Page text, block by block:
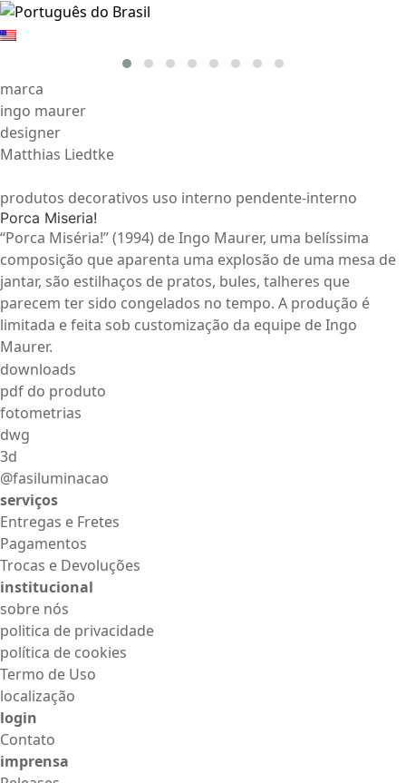
marca
ingo maurer
designer
Matthias Liedtke
produtos decorativos uso interno pendente-interno
Porca Miseria!
“Porca Miséria!” (1994) de Ingo Maurer, uma belíssima
composição que aparenta uma explosão de uma mesa de
jantar, são estilhaços de pratos, bules, talheres que
parecem ter sido congelados no tempo. A produção é
limitada e feita sob customização da equipe de Ingo
Maurer.
downloads
pdf do produto
fotometrias
dwg
3d
@fasiluminacao
serviços
Entregas e Fretes
Pagamentos
Trocas e Devoluções
institucional
sobre nós
politica de privacidade
política de cookies
Termo de Uso
localização
login
Contato
imprensa